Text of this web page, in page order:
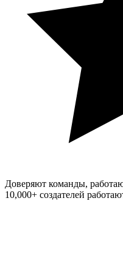
Доверяют команды,
10,000+ создателей